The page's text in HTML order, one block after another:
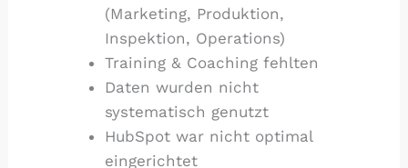
(Marketing, Produktion,
Inspektion, Operations)
Training & Coaching fehlten
Daten wurden nicht
systematisch genutzt
HubSpot war nicht optimal
eingerichtet